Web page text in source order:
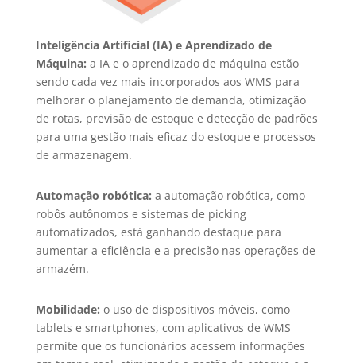
Inteligência Artificial (IA) e Aprendizado de
Máquina: a IA e o aprendizado de máquina estão
sendo cada vez mais incorporados aos WMS para
melhorar o planejamento de demanda, otimização
de rotas, previsão de estoque e detecção de padrões
para uma gestão mais eficaz do estoque e processos
de armazenagem.
Automação robótica: a automação robótica, como
robôs autônomos e sistemas de picking
automatizados, está ganhando destaque para
aumentar a eficiência e a precisão nas operações de
armazém.
Mobilidade: o uso de dispositivos móveis, como
tablets e smartphones, com aplicativos de WMS
permite que os funcionários acessem informações